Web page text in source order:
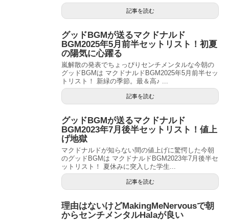
記事を読む
グッドBGMが送るマクドナルド
BGM2025年5月前半セットリスト！初夏
の陽気に心躍る
嵐解散の発表でちょっぴりセンチメンタルな今朝の
グッドBGMは マクドナルドBGM2025年5月前半セッ
トリスト！ 新緑の季節。最＆高♪ ...
記事を読む
グッドBGMが送るマクドナルド
BGM2023年7月後半セットリスト！値上
げ地獄
マクドナルドが知らない間の値上げに驚愕した今朝
のグッドBGMは マクドナルドBGM2023年7月後半セ
ットリスト！ 夏休みに突入した学生...
記事を読む
理由はないけどMakingMeNervousで朝
からセンチメンタルHalaが良い